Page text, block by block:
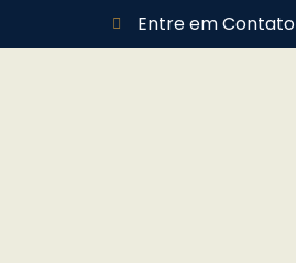
Entre em Contato